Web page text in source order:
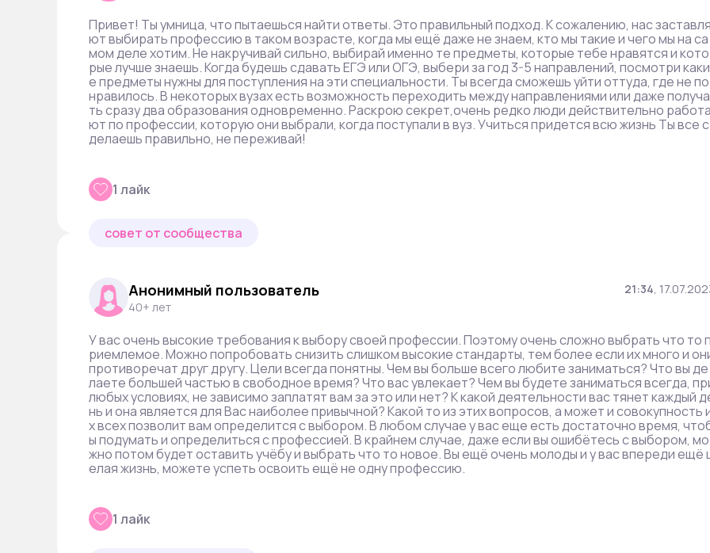
Привет! Ты умница, что пытаешься найти ответы. Это правильный подход. К сожалению, нас заставля
ют выбирать профессию в таком возрасте, когда мы ещё даже не знаем, кто мы такие и чего мы на са
мом деле хотим. Не накручивай сильно, выбирай именно те предметы, которые тебе нравятся и кото
рые лучше знаешь. Когда будешь сдавать ЕГЭ или ОГЭ, выбери за год 3-5 направлений, посмотри каки
е предметы нужны для поступления на эти специальности. Ты всегда сможешь уйти оттуда, где не по
нравилось. В некоторых вузах есть возможность переходить между направлениями или даже получа
ть сразу два образования одновременно. Раскрою секрет,очень редко люди действительно работа
ют по профессии, которую они выбрали, когда поступали в вуз. Учиться придется всю жизнь Ты все с
делаешь правильно, не переживай!
1 лайк
совет от сообщества
Анонимный пользователь
40+ лет
21:34,
У вас очень высокие требования к выбору своей профессии. Поэтому очень сложно выбрать что то п
риемлемое. Можно попробовать снизить слишком высокие стандарты, тем более если их много и
противоречат друг другу. Цели всегда понятны. Чем вы больше всего любите заниматься? Что вы де
лаете большей частью в свободное время? Что вас увлекает? Чем вы будете заниматься всегда,
любых условиях, не зависимо заплатят вам за это или нет? К какой деятельности вас тянет каждый
нь и она является для Вас наиболее привычной? Какой то из этих вопросов, а может и совокупность
х всех позволит вам определится с выбором. В любом случае у вас еще есть достаточно время,
ы подумать и определиться с профессией. В крайнем случае, даже если вы ошибётесь с выбором, мо
жно потом будет оставить учёбу и выбрать что то новое. Вы ещё очень молоды и у вас впереди ещё
елая жизнь, можете успеть освоить ещё не одну профессию.
1 лайк